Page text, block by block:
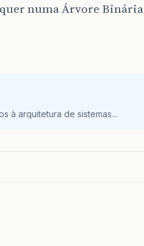
numa Árvore Binária
à arquitetura de sistemas...